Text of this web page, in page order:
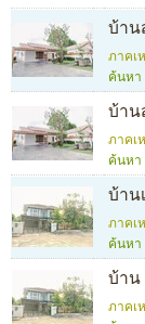
บ้าน
ภาคเ
ค้นหา
บ้าน
ภาคเ
ค้นหา
บ้าน
ภาคเ
ค้นหา
บ้าน
ภาคเ